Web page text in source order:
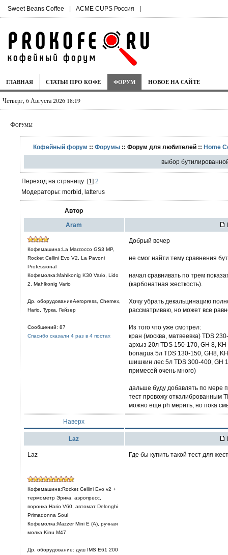
Sweet Beans Coffee | ACME CUPS Россия |
ГЛАВНАЯ СТАТЬИ ПРО КОФЕ ФОРУМ НОВОЕ НА САЙТЕ
Четверг, 6 Августа 2026 18:19
Форумы
Кофейный форум ::Форумы :: Форум для любителей ::Home
выбор
Переход на страницу [1 ] 2
Модераторы: morbid, latterus
Автор
Aram
Кофемашина:La Marzocco GS3 MP,
Rocket Cellini Evo V2, La Pavoni
Professional
Кофемолка:Mahlkonig K30 Vario, Lido
2, Mahlkonig Vario
Др. оборудованиеAeropress, Chemex,
Hario, Турка, Гейзер
Сообщений: 87
Спасибо сказали 4 раз в 4 постах
Добрый вечер
не смог найти тему сравнения
начал сравнивать по трем
(карбонатная жесткость).
Хочу убрать декальцинацию
рассматриваю, но может все
Из того что уже смотрел:
кран (москва, матвеевка) TDS
архыз 20л TDS 150-170, GH 8,
bonagua 5л TDS 130-150, GH8,
шишкин лес 5л TDS 300-400, GH
примесей очень много)
дальше буду добавлять по мере
тест провожу откалиброванным
можно еще ph мерить, но пока
Наверх
Laz
Laz
Кофемашина:Rocket Cellini Evo v2 +
термометр Эрика, аэропресс,
воронка Hario V60, автомат Delonghi
Primadonna Soul
Кофемолка:Mazzer Mini E (A), ручная
молка Kinu M47
Др. оборудование: душ IMS E61 200
Где бы купить такой тест для